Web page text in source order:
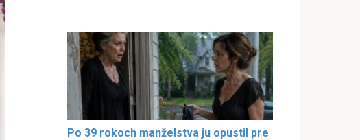
Po 39 rokoch manželstva ju opustil pre